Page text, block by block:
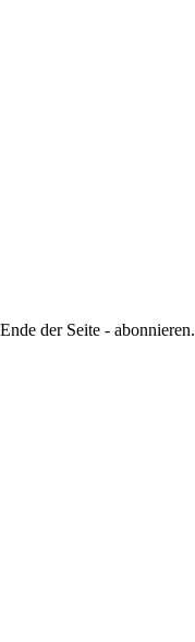
der Seite - abonnieren.